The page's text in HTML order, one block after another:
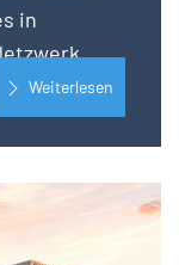
in
Weiterlesen